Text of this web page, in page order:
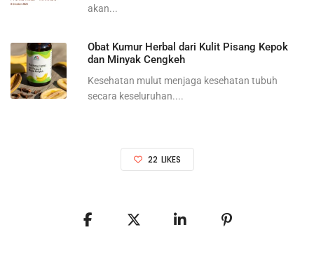
akan...
Obat Kumur Herbal dari Kulit Pisang Kepok
dan Minyak Cengkeh
Kesehatan mulut menjaga kesehatan tubuh
secara keseluruhan....
22 LIKES